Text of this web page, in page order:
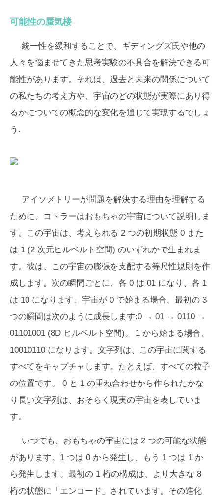
可能性の蜃気楼
統一性を緩和することで、ギディングズ氏や他の
人々を悩ませてきた思考実験の不具合を解決できる可
能性があります。それは、過去と未来の関係について
の私たちの考え方や、宇宙のどの状態が実際にあり得
るかについての概念的な変化を通じて実現するでしょ
う.
アイソメトリーが問題を解決する理由を理解する
ために、コトラーはおもちゃの宇宙について説明しま
す。この宇宙は、考えられる 2 つの初期状態 0 また
は 1 (2 次元ヒルベルト空間) のいずれかで生まれま
す。彼は、この宇宙の膨張を支配する等尺性規則を作
成します。次の瞬間ごとに、各 0 は 01 になり、各 1
は 10 になります。宇宙が 0 で始まる場合、最初の 3
つの瞬間は次のように成長します:0 → 01 → 0110 →
01101001 (8D ヒルベルト空間)。 1 から始まる場合、
10010110 になります。文字列は、この宇宙に関する
すべてをキャプチャします。たとえば、すべての粒子
の位置です。 0 と 1 の重ね合わせから作られたかな
り長い文字列は、おそらく現実の宇宙を表していま
す。
いつでも、おもちゃの宇宙には 2 つの可能な状態
があります。1 つは 0 から発生し、もう 1 つは 1 か
ら発生します。最初の 1 桁の構成は、より大きな 8
桁の状態に「エンコード」されています。その進化